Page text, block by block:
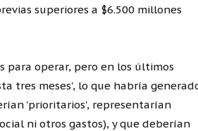
superiores a $6.500 millones
para operar, pero en los últimos
tres meses', lo que habría
'prioritarios', representarían
ni otros gastos), y que deberían